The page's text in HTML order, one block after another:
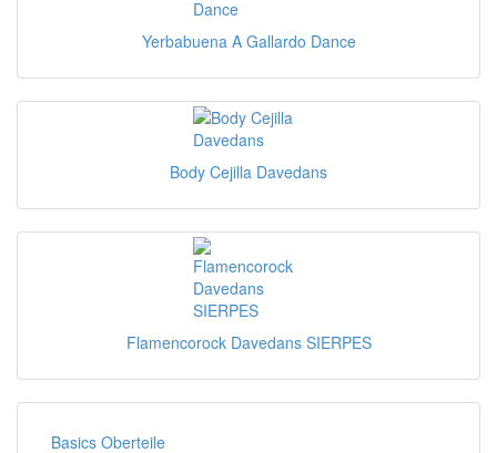
Yerbabuena A Gallardo Dance
Body Cejilla Davedans
Flamencorock Davedans SIERPES
Basics Oberteile